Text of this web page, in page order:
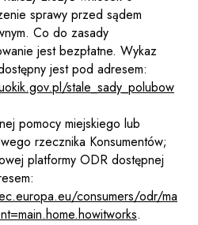
sprawy przed sądem
Co do zasady
jest bezpłatne. Wykaz
jest pod adresem:
stale_sady_polubow
pomocy miejskiego lub
rzecznika Konsumentów;
platformy ODR dostępnej
consumers/odr/ma
.